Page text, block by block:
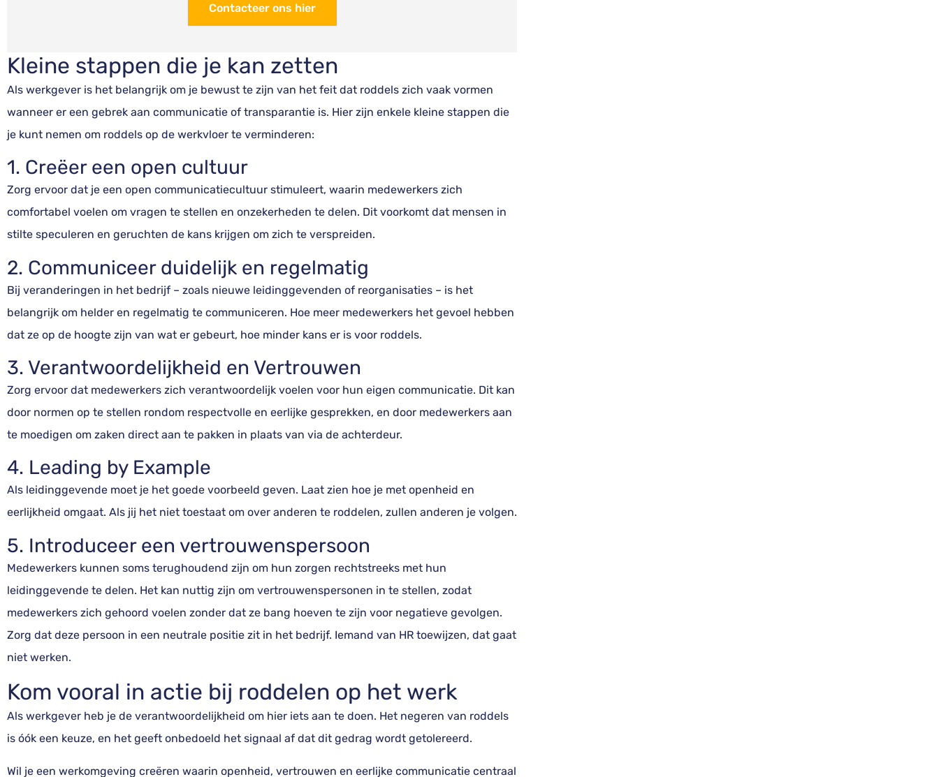
Contacteer ons hier
Kleine stappen die je kan zetten
Als werkgever is het belangrijk om je bewust te zijn van het feit dat roddels zich vaak vormen
wanneer er een gebrek aan communicatie of transparantie is. Hier zijn enkele kleine stappen die
je kunt nemen om roddels op de werkvloer te verminderen:
1. Creëer een open cultuur
Zorg ervoor dat je een open communicatiecultuur stimuleert, waarin medewerkers zich
comfortabel voelen om vragen te stellen en onzekerheden te delen. Dit voorkomt dat mensen in
stilte speculeren en geruchten de kans krijgen om zich te verspreiden.
2. Communiceer duidelijk en regelmatig
Bij veranderingen in het bedrijf – zoals nieuwe leidinggevenden of reorganisaties – is het
belangrijk om helder en regelmatig te communiceren. Hoe meer medewerkers het gevoel hebben
dat ze op de hoogte zijn van wat er gebeurt, hoe minder kans er is voor roddels.
3. Verantwoordelijkheid en Vertrouwen
Zorg ervoor dat medewerkers zich verantwoordelijk voelen voor hun eigen communicatie. Dit kan
door normen op te stellen rondom respectvolle en eerlijke gesprekken, en door medewerkers aan
te moedigen om zaken direct aan te pakken in plaats van via de achterdeur.
4. Leading by Example
Als leidinggevende moet je het goede voorbeeld geven. Laat zien hoe je met openheid en
eerlijkheid omgaat. Als jij het niet toestaat om over anderen te roddelen, zullen anderen je volgen.
5. Introduceer een vertrouwenspersoon
Medewerkers kunnen soms terughoudend zijn om hun zorgen rechtstreeks met hun
leidinggevende te delen. Het kan nuttig zijn om vertrouwenspersonen in te stellen, zodat
medewerkers zich gehoord voelen zonder dat ze bang hoeven te zijn voor negatieve gevolgen.
Zorg dat deze persoon in een neutrale positie zit in het bedrijf. Iemand van HR toewijzen, dat gaat
niet werken.
Kom vooral in actie bij roddelen op het werk
Als werkgever heb je de verantwoordelijkheid om hier iets aan te doen. Het negeren van roddels
is óók een keuze, en het geeft onbedoeld het signaal af dat dit gedrag wordt getolereerd.
Wil je een werkomgeving creëren waarin openheid, vertrouwen en eerlijke communicatie centraal